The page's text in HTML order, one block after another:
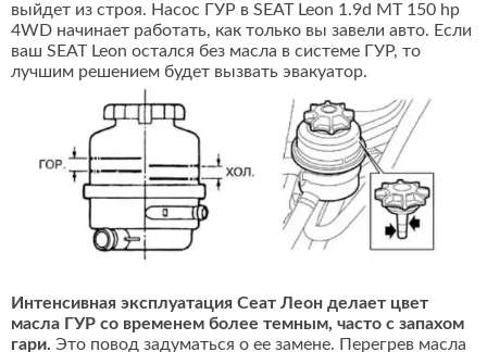
выйдет из строя. Насос ГУР в SEAT Leon 1.9d MT 150 hp
4WD начинает работать, как только вы завели авто. Если
ваш SEAT Leon остался без масла в системе ГУР, то
лучшим решением будет вызвать эвакуатор.
Интенсивная эксплуатация Сеат Леон делает цвет
масла ГУР со временем более темным, часто с запахом
гари. Это повод задуматься о ее замене. Перегрев масла